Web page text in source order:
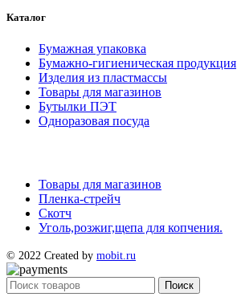
Каталог
Бумажная упаковка
Бумажно-гигиеническая продукция
Изделия из пластмассы
Товары для магазинов
Бутылки ПЭТ
Одноразовая посуда
Товары для магазинов
Пленка-стрейч
Скотч
Уголь,розжиг,щепа для копчения.
© 2022 Created by mobit.ru
Поиск